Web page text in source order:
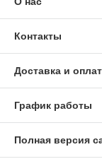
Контакты
Доставка и
График работы
Полная версия